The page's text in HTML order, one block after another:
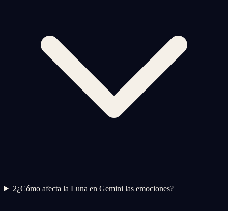
2¿Cómo afecta la Luna en Gemini las emociones?